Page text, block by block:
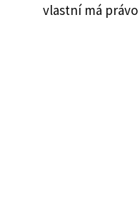
vlastní má